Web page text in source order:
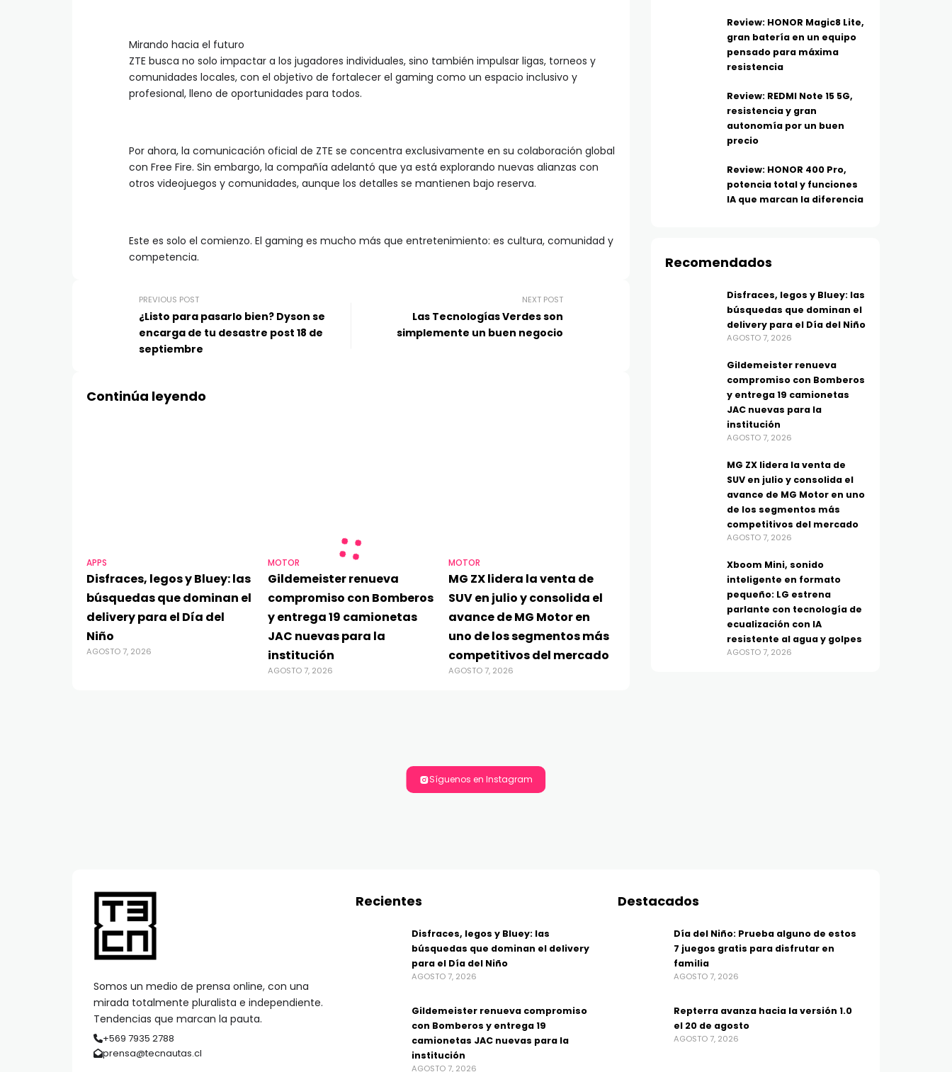
Mirando hacia el futuro
ZTE busca no solo impactar a los jugadores individuales, sino también impulsar ligas, torneos y
comunidades locales, con el objetivo de fortalecer el gaming como un espacio inclusivo y
profesional, lleno de oportunidades para todos.
Por ahora, la comunicación oficial de ZTE se concentra exclusivamente en su colaboración global
con Free Fire. Sin embargo, la compañía adelantó que ya está explorando nuevas alianzas con
otros videojuegos y comunidades, aunque los detalles se mantienen bajo reserva.
Este es solo el comienzo. El gaming es mucho más que entretenimiento: es cultura, comunidad y
competencia.
PREVIOUS POST
¿Listo para pasarlo bien? Dyson se
encarga de tu desastre post 18 de
septiembre
NEXT POST
Las Tecnologías Verdes son
simplemente un buen negocio
Continúa leyendo
APPS
Disfraces, legos y Bluey: las
búsquedas que dominan el
delivery para el Día del
Niño
AGOSTO 7, 2026
MOTOR
Gildemeister renueva
compromiso con Bomberos
y entrega 19 camionetas
JAC nuevas para la
institución
AGOSTO 7, 2026
MOTOR
MG ZX lidera la venta de
SUV en julio y consolida el
avance de MG Motor en
uno de los segmentos más
competitivos del mercado
AGOSTO 7, 2026
Review: HONOR Magic8 Lite,
gran batería en un equipo
pensado para máxima
resistencia
Review: REDMI Note 15 5G,
resistencia y gran
autonomía por un buen
precio
Review: HONOR 400 Pro,
potencia total y funciones
IA que marcan la diferencia
Recomendados
Disfraces, legos y Bluey: las
búsquedas que dominan el
delivery para el Día del Niño
AGOSTO 7, 2026
Gildemeister renueva
compromiso con Bomberos
y entrega 19 camionetas
JAC nuevas para la
institución
AGOSTO 7, 2026
MG ZX lidera la venta de
SUV en julio y consolida el
avance de MG Motor en uno
de los segmentos más
competitivos del mercado
AGOSTO 7, 2026
Xboom Mini, sonido
inteligente en formato
pequeño: LG estrena
parlante con tecnología de
ecualización con IA
resistente al agua y golpes
AGOSTO 7, 2026
Síguenos en Instagram
Somos un medio de prensa online, con una
mirada totalmente pluralista e independiente.
Tendencias que marcan la pauta.
+569 7935 2788
prensa@tecnautas.cl
Recientes
Disfraces, legos y Bluey: las
búsquedas que dominan el delivery
para el Día del Niño
AGOSTO 7, 2026
Gildemeister renueva compromiso
con Bomberos y entrega 19
camionetas JAC nuevas para la
institución
AGOSTO 7, 2026
Destacados
Día del Niño: Prueba alguno de estos
7 juegos gratis para disfrutar en
familia
AGOSTO 7, 2026
Repterra avanza hacia la versión 1.0
el 20 de agosto
AGOSTO 7, 2026